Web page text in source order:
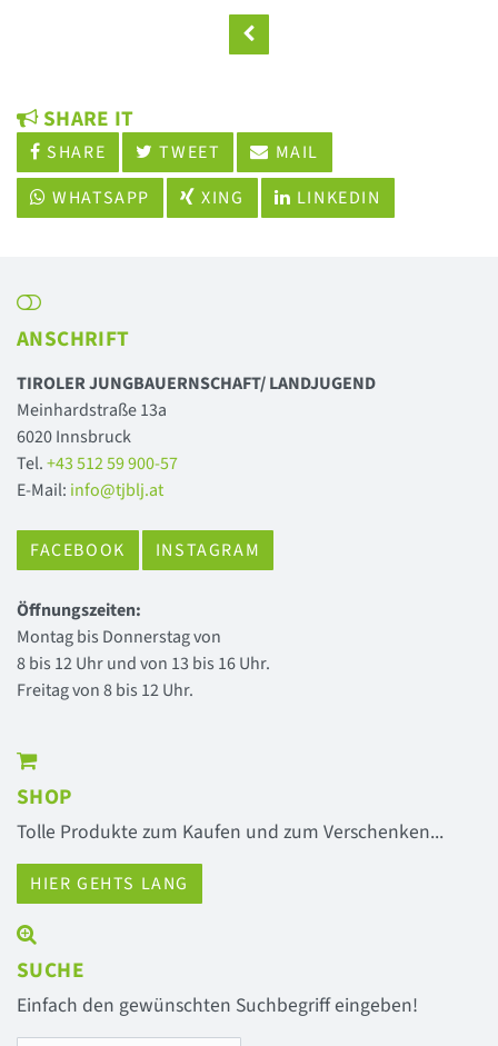
SHARE IT
SHARE TWEET
MAIL
WHATSAPP
XING LINKEDIN
ANSCHRIFT
TIROLER JUNGBAUERNSCHAFT/ LANDJUGEND
Meinhardstraße 13a
6020 Innsbruck
Tel.+43 512 59 900-57
E-Mail: info@tjblj.at
FACEBOOK INSTAGRAM
Öffnungszeiten:
Montag bis Donnerstag von
8 bis 12 Uhr und von 13 bis 16 Uhr.
Freitag von 8 bis 12 Uhr.
SHOP
Tolle Produkte zum Kaufen und zum Verschenken...
HIER GEHTS LANG
SUCHE
Einfach den gewünschten Suchbegriff eingeben!